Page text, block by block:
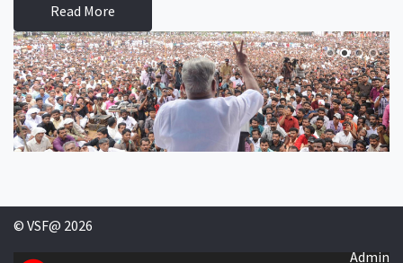
Read More
© VSF@ 2026
Admin